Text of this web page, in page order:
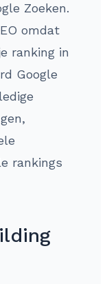
Zoeken.
omdat
ranking in
Google
rankings